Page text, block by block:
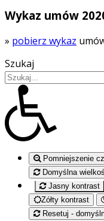
Wykaz umów
» pobierz wykaz
Szukaj
Pomniejszenie
Domyślna
Jasny kontrast
Zółty kontrast
Resetuj -